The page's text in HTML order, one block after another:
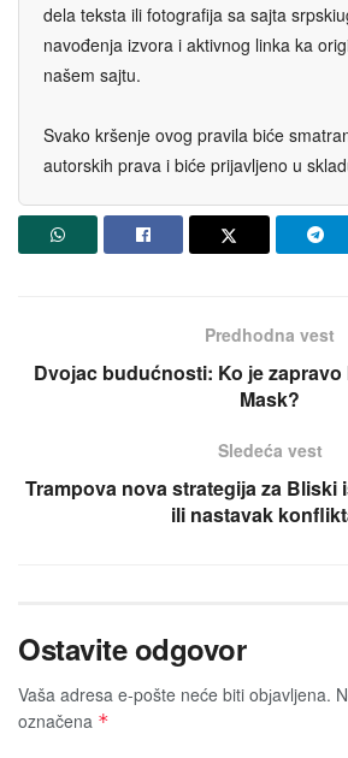
dela teksta ili fotografija sa sajta
navođenja izvora i aktivnog linka ka
našem sajtu.
Svako kršenje ovog pravila biće
autorskih prava i biće prijavljeno u
Predhodna vest
Dvoјac budućnosti: Ko јe
Mask?
Sledeća vest
Trampova nova strategiјa za Bliski
ili nastavak
Ostavite odgovor
Vaša adresa e-pošte neće biti obјavljena.
označena *